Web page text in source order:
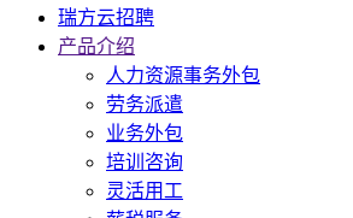
瑞方云招聘
产品介绍
人力资源事务外包
劳务派遣
业务外包
培训咨询
灵活用工